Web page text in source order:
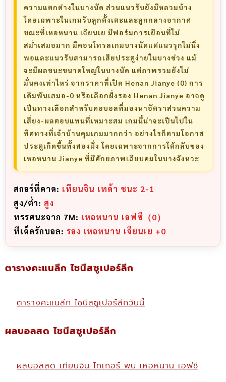
ความแตกต่างในบางนัด ส่วนแนวรับยังมีหลวมบ้าง
โดยเฉพาะในเกมรับลูกตั้งเตะและลูกกลางอากาศ
ขณะที่เหอหนาน เจียนเย มีฟอร์มการเยือนที่ไม่
สม่ำเสมอมาก มีคอนโทรลเกมบางนัดแต่แนวรุกไม่นิ่ง
พอและแนวรับสามารถเสียประตูง่ายในบางช่วง แม้
จะมีผลชนะขนาดใหญ่ในบางนัด แต่ภาพรวมยังไม่
มั่นคงเท่าไหร่ จากราคาที่เปิด Henan Jianye (0) การ
เดิมพันเสมอ-0 หรือเลือกฝั่งรอง Henan Jianye อาจดู
เป็นทางเลือกสำหรับคอบอลที่มองหาอัตราส่วนความ
เสี่ยง-ผลตอบแทนที่เหมาะสม เกมนี้น่าจะเป็นไปใน
ทิศทางที่เจ้าบ้านคุมเกมมากกว่า อย่างไรก็ตามโอกาส
ประตูเกิดขึ้นทั้งสองฝั่ง โดยเฉพาะจากการโต้กลับของ
เหอหนาน Jianye ที่มีศักยภาพเฉียบคมในบางจังหวะ
สกอร์ที่คาด: เทียนจิน เทด้า ชนะ 2-1
สูง/ต่ำ: สูง
ทรรศนะจาก 7M: เหอหนาน เอฟซี（0）
ทีเด็ดรักบอล: รอง เหอหนาน เจียนเย +0
ตารางคะแนลีก ไชนีสซูเปอร์ลีก
ตารางคะแนลีก ไชนีสซูเปอร์ลีกวันนี้
ผลบอลสด ไชนีสซูเปอร์ลีก
ผลบอลสด เทียนจิน ไทเกอร์ พบ เหอหนาน เอฟซี